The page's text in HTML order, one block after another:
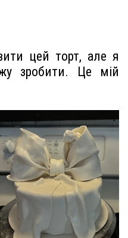
цей торт, але я
зробити. Це мій